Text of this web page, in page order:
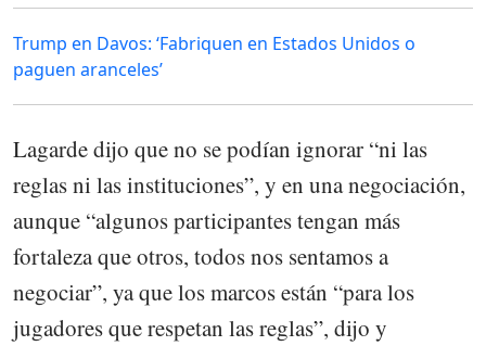
Trump en Davos: ‘Fabriquen en Estados Unidos o
paguen aranceles’
Lagarde dijo que no se podían ignorar “ni las
reglas ni las instituciones”, y en una negociación,
aunque “algunos participantes tengan más
fortaleza que otros, todos nos sentamos a
negociar”, ya que los marcos están “para los
jugadores que respetan las reglas”, dijo y